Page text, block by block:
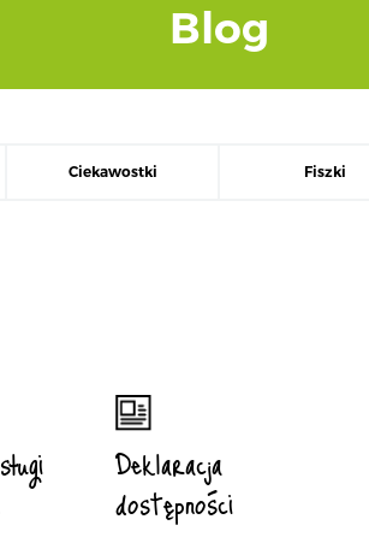
Blog
Ciekawostki Fiszki
Deklaracja
dostępności